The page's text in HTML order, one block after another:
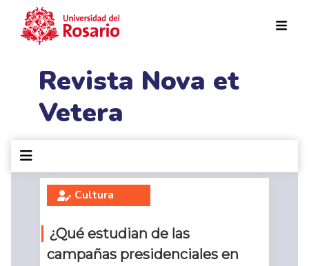
Revista Nova et
Vetera
Cultura
¿Qué estudian de las
campañas presidenciales en